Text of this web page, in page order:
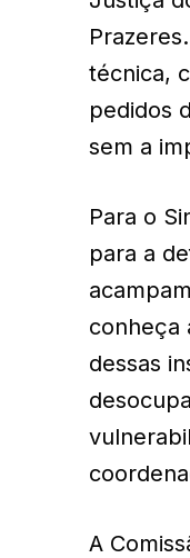
técnica,
pedidos
sem a
Para o
para a
conheça
dessas
A